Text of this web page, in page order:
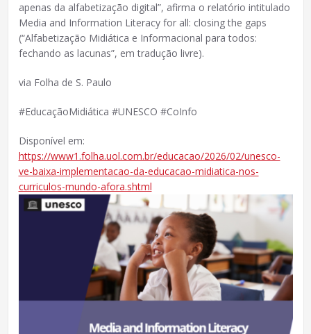
apenas da alfabetização digital”, afirma o relatório intitulado
Media and Information Literacy for all: closing the gaps
(“Alfabetização Midiática e Informacional para todos:
fechando as lacunas”, em tradução livre).
via Folha de S. Paulo
#EducaçãoMidiática #UNESCO #CoInfo
Disponível em:
https://www1.folha.uol.com.br/educacao/2026/02/unesco-
ve-baixa-implementacao-da-educacao-midiatica-nos-
curriculos-mundo-afora.shtml